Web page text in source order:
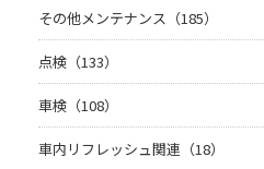
その他メンテナンス（185）
点検（133）
車検（108）
車内リフレッシュ関連（18）